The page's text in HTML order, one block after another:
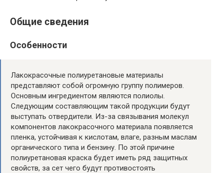
Общие сведения
Особенности
Лакокрасочные полиуретановые материалы
представляют собой огромную группу полимеров.
Основным ингредиентом являются полиолы.
Следующим составляющим такой продукции будут
выступать отвердители. Из-за связывания молекул
компонентов лакокрасочного материала появляется
пленка, устойчивая к кислотам, влаге, разным маслам
органического типа и бензину. По этой причине
полиуретановая краска будет иметь ряд защитных
свойств, за сет чего будут противостоять